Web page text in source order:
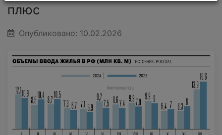
плюс
Опубликовано: 10.02.2026